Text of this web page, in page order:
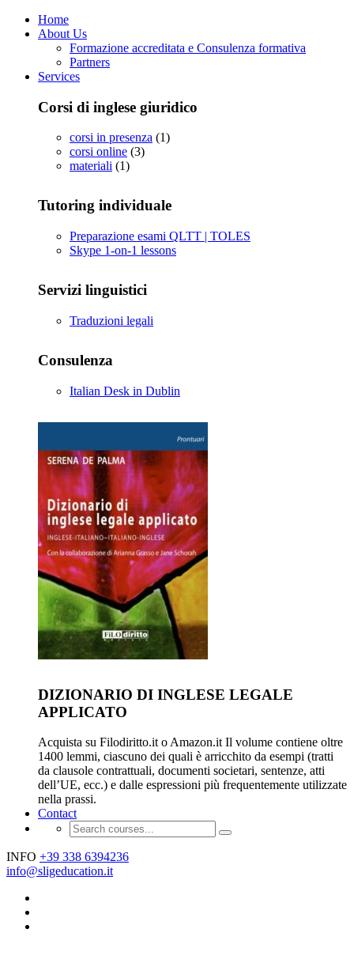
Home
About Us
Formazione accreditata e Consulenza formativa
Partners
Services
Corsi di inglese giuridico
corsi in presenza (1)
corsi online (3)
materiali (1)
Tutoring individuale
Preparazione esami QLTT | TOLES
Skype 1-on-1 lessons
Servizi linguistici
Traduzioni legali
Consulenza
Italian Desk in Dublin
DIZIONARIO DI INGLESE LEGALE
APPLICATO
Acquista su Filodiritto.it o Amazon.it Il volume contiene oltre
1400 lemmi, ciascuno dei quali è arricchito da esempi (tratti
da clausole contrattuali, documenti societari, sentenze, atti
dell’UE, ecc.) e dalle espressioni più frequentemente utilizzate
nella prassi.
Contact
INFO +39 338 6394236
info@sligeducation.it